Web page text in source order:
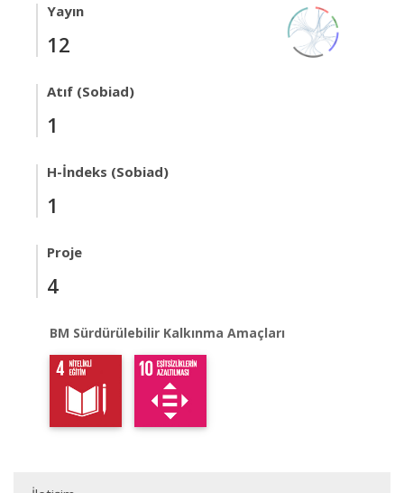
Yayın
12
Atıf (Sobiad)
1
H-İndeks (Sobiad)
1
Proje
4
BM Sürdürülebilir Kalkınma Amaçları